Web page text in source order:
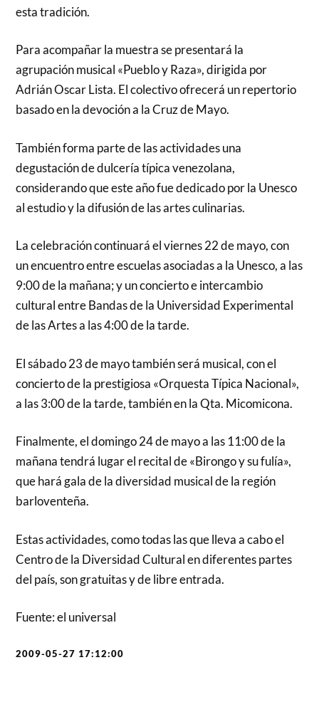
esta tradición.
Para acompañar la muestra se presentará la
agrupación musical «Pueblo y Raza», dirigida por
Adrián Oscar Lista. El colectivo ofrecerá un repertorio
basado en la devoción a la Cruz de Mayo.
También forma parte de las actividades una
degustación de dulcería típica venezolana,
considerando que este año fue dedicado por la Unesco
al estudio y la difusión de las artes culinarias.
La celebración continuará el viernes 22 de mayo, con
un encuentro entre escuelas asociadas a la Unesco, a las
9:00 de la mañana; y un concierto e intercambio
cultural entre Bandas de la Universidad Experimental
de las Artes a las 4:00 de la tarde.
El sábado 23 de mayo también será musical, con el
concierto de la prestigiosa «Orquesta Típica Nacional»,
a las 3:00 de la tarde, también en la Qta. Micomicona.
Finalmente, el domingo 24 de mayo a las 11:00 de la
mañana tendrá lugar el recital de «Birongo y su fulía»,
que hará gala de la diversidad musical de la región
barloventeña.
Estas actividades, como todas las que lleva a cabo el
Centro de la Diversidad Cultural en diferentes partes
del país, son gratuitas y de libre entrada.
Fuente: el universal
2009-05-27 17:12:00